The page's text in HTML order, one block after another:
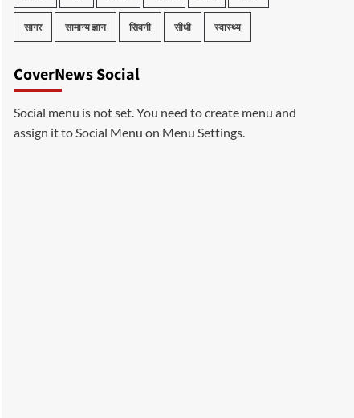
सागर सामान्य ज्ञान सिवनी सीधी स्वास्थ्य
CoverNews Social
Social menu is not set. You need to create menu and
assign it to Social Menu on Menu Settings.